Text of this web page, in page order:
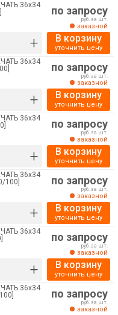
36х34
+
по запросу
руб. за шт.
заказной
В корзину
уточнить цену
36х34
+
по запросу
руб. за шт.
заказной
В корзину
уточнить цену
36х34
+
по запросу
руб. за шт.
заказной
В корзину
уточнить цену
36х34
100]
+
по запросу
руб. за шт.
заказной
В корзину
уточнить цену
36х34
+
по запросу
руб. за шт.
заказной
В корзину
уточнить цену
36х34
по запросу
руб. за шт.
заказной